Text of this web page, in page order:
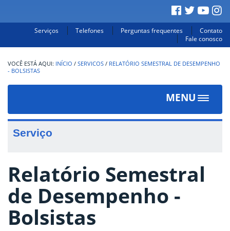
Serviços Telefones Perguntas frequentes
Contato
Fale conosco
INÍCIO / SERVICOS / RELATÓRIO SEMESTRAL DE DESEMPENHO
- BOLSISTAS
MENU
Toggle
Serviço
Relatório Semestral
de Desempenho -
Bolsistas